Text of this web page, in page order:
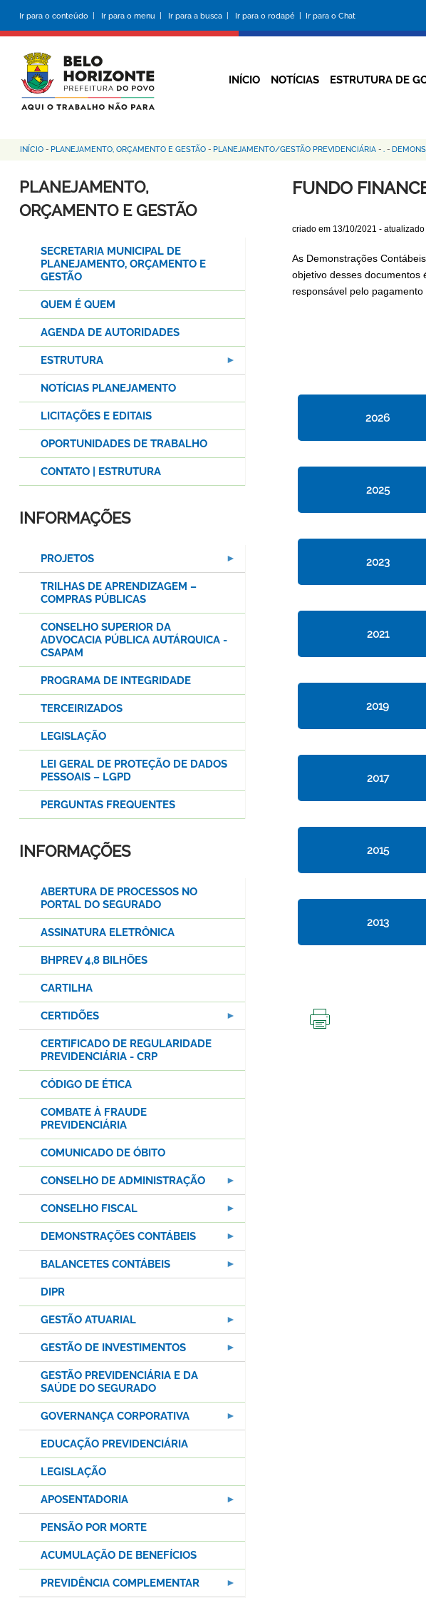
conteúdo
principal
Ir para o conteúdo | Ir para o menu | Ir para a busca | Ir para o rodapé | Ir para o Chat
INÍCIO NOTÍCIAS ESTRUTURA DE
Trilha
de
navegação
INÍCIO - PLANEJAMENTO, ORÇAMENTO E GESTÃO - PLANEJAMENTO/GESTÃO PREVIDENCIÁRIA - . -
FUNDO
criado em 13/10/2021 - atualizado
As Demonstrações
objetivo desses documentos
responsável pelo
2026
2025
2023
2021
2019
2017
2015
2013
PLANEJAMENTO,
ORÇAMENTO E GESTÃO
SECRETARIA MUNICIPAL DE
PLANEJAMENTO, ORÇAMENTO E
GESTÃO
QUEM É QUEM
AGENDA DE AUTORIDADES
ESTRUTURA
NOTÍCIAS PLANEJAMENTO
LICITAÇÕES E EDITAIS
OPORTUNIDADES DE TRABALHO
CONTATO | ESTRUTURA
INFORMAÇÕES
PROJETOS
TRILHAS DE APRENDIZAGEM –
COMPRAS PÚBLICAS
CONSELHO SUPERIOR DA
ADVOCACIA PÚBLICA AUTÁRQUICA -
CSAPAM
PROGRAMA DE INTEGRIDADE
TERCEIRIZADOS
LEGISLAÇÃO
LEI GERAL DE PROTEÇÃO DE DADOS
PESSOAIS – LGPD
PERGUNTAS FREQUENTES
INFORMAÇÕES
ABERTURA DE PROCESSOS NO
PORTAL DO SEGURADO
ASSINATURA ELETRÔNICA
BHPREV 4,8 BILHÕES
CARTILHA
CERTIDÕES
CERTIFICADO DE REGULARIDADE
PREVIDENCIÁRIA - CRP
CÓDIGO DE ÉTICA
COMBATE À FRAUDE
PREVIDENCIÁRIA
COMUNICADO DE ÓBITO
CONSELHO DE ADMINISTRAÇÃO
CONSELHO FISCAL
DEMONSTRAÇÕES CONTÁBEIS
BALANCETES CONTÁBEIS
DIPR
GESTÃO ATUARIAL
GESTÃO DE INVESTIMENTOS
GESTÃO PREVIDENCIÁRIA E DA
SAÚDE DO SEGURADO
GOVERNANÇA CORPORATIVA
EDUCAÇÃO PREVIDENCIÁRIA
LEGISLAÇÃO
APOSENTADORIA
PENSÃO POR MORTE
ACUMULAÇÃO DE BENEFÍCIOS
PREVIDÊNCIA COMPLEMENTAR